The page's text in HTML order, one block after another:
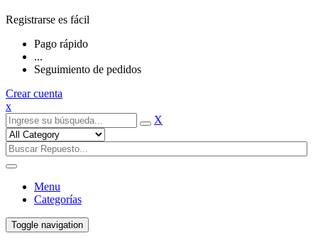
Registrarse es fácil
Pago rápido
...
Seguimiento de pedidos
Crear cuenta
x
X
Menu
Categorías
Toggle navigation